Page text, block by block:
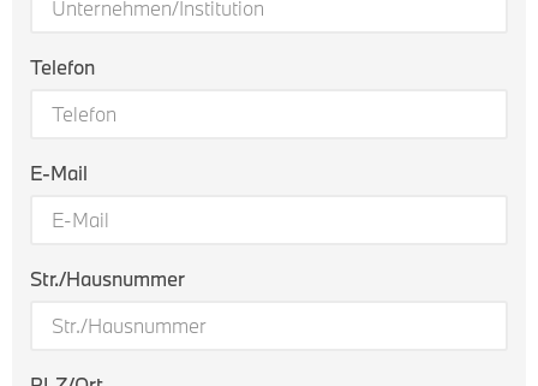
Telefon
E-Mail
Str./Hausnummer